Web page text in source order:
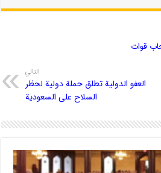
قوات
التالي
العفو الدولية تطلق حملة دولية لحظر
السلاح على السعودية